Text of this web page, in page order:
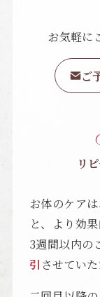
お気軽に
ご
リ
お体のケア
と、より効果
3週間以内の
引させていた